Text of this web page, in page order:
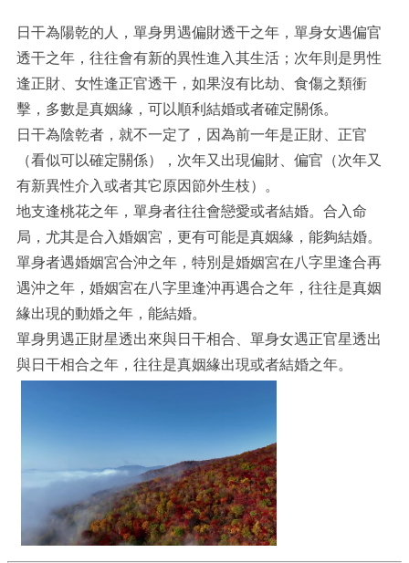
日干為陽乾的人，單身男遇偏財透干之年，單身女遇偏官
透干之年，往往會有新的異性進入其生活；次年則是男性
逢正財、女性逢正官透干，如果沒有比劫、食傷之類衝
擊，多數是真姻緣，可以順利結婚或者確定關係。
日干為陰乾者，就不一定了，因為前一年是正財、正官
（看似可以確定關係），次年又出現偏財、偏官（次年又
有新異性介入或者其它原因節外生枝）。
地支逢桃花之年，單身者往往會戀愛或者結婚。合入命
局，尤其是合入婚姻宮，更有可能是真姻緣，能夠結婚。
單身者遇婚姻宮合沖之年，特別是婚姻宮在八字里逢合再
遇沖之年，婚姻宮在八字里逢沖再遇合之年，往往是真姻
緣出現的動婚之年，能結婚。
單身男遇正財星透出來與日干相合、單身女遇正官星透出
與日干相合之年，往往是真姻緣出現或者結婚之年。